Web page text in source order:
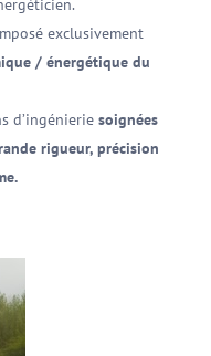
exclusivement
/ énergétique du
d’ingénierie soignées
rigueur, précision
.